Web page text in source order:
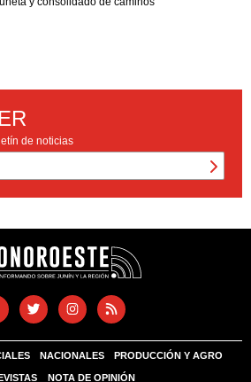
de noticias
NACIONALES PRODUCCIÓN Y AGRO
NOTA DE OPINIÓN